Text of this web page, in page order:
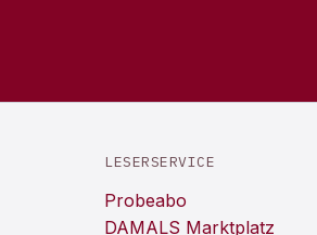
LESERSERVICE
Probeabo
DAMALS Marktplatz